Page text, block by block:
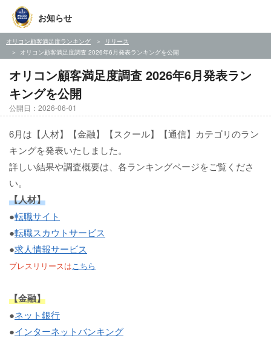
お知らせ
オリコン顧客満足度ランキング
リリース
オリコン顧客満足度調査 2026年6月発表ランキングを公開
オリコン顧客満足度調査 2026年6月発表ラン
キングを公開
公開日：2026-06-01
6月は【人材】【金融】【スクール】【通信】カテゴリのラン
キングを発表いたしました。
詳しい結果や調査概要は、各ランキングページをご覧くださ
い。
【人材】
●転職サイト
●転職スカウトサービス
●求人情報サービス
プレスリリースはこちら
【金融】
●ネット銀行
●インターネットバンキング